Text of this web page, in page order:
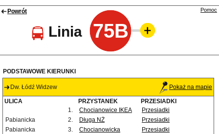
Powrót
Linia 75B
Pomoc
PODSTAWOWE KIERUNKI
Dw. Łódź Widzew Pokaż na mapie
ULICA PRZYSTANEK
PRZESIADKI
1.
Chocianowice IKEA
Przesiadki
Pabianicka
2. Długa NŻ
Przesiadki
Pabianicka
3. Chocianowicka
Przesiadki